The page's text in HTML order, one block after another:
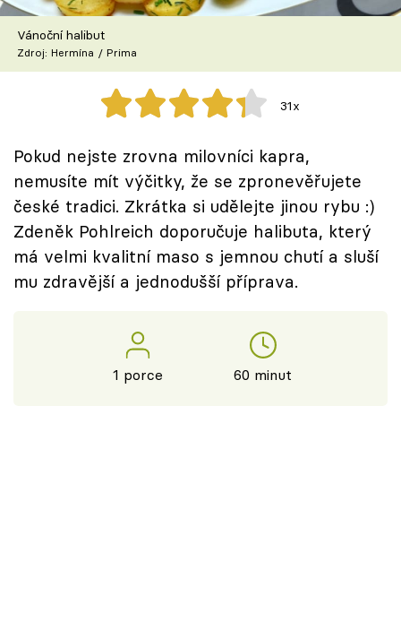
Škola vaření
Recepty z TV
Speciál: Cuketa
Těhotnej kuchař
Sledujte prima+
Přihlášení
Vánoční halibut
Zdroj: Hermína / Prima
31x
Pokud nejste zrovna milovníci kapra,
nemusíte mít výčitky, že se zpronevěřujete
české tradici. Zkrátka si udělejte jinou rybu :)
Zdeněk Pohlreich doporučuje halibuta, který
má velmi kvalitní maso s jemnou chutí a sluší
mu zdravější a jednodušší příprava.
1 porce 60 minut